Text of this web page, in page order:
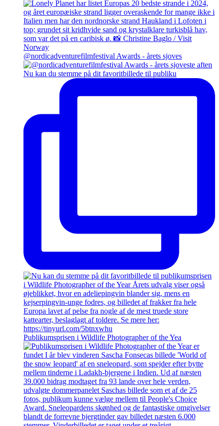
@nordicadventurefilmfestival Awards - årets sjoves
Nu kan du stemme på dit favoritbillede til publiku
Publikumsprisen i Wildlife Photographer of the Yea